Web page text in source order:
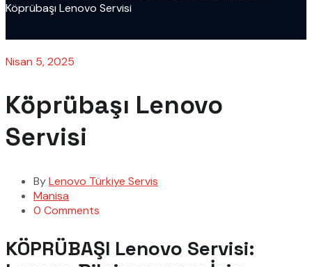
Köprübaşı Lenovo Servisi
Nisan 5, 2025
Köprübaşı Lenovo
Servisi
ByLenovo Türkiye Servis
Manisa
0 Comments
KÖPRÜBAŞI Lenovo Servisi: